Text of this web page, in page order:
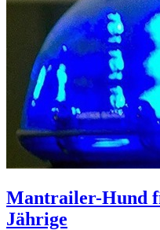
Mantrailer-Hund
Jährige